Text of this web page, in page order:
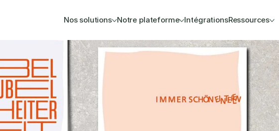
Nos solutions Notre plateforme IntégrationsRessources